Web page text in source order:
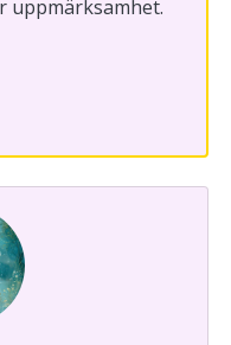
uppmärksamhet.